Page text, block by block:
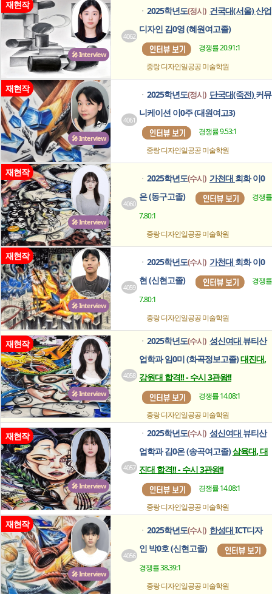
🎤 Interview
재현작
4062
ㆍ 2025학년도(정시) 건국대(서울)산업
디자인 김0영 (혜원여고졸)
경쟁률 20.91:1
중랑 디자인일공공미술학원
🎤 Interview
재현작
4061
ㆍ 2025학년도(정시) 단국대(죽전)커뮤
니케이션 이0주 (대원여고3)
경쟁률 9.53:1
중랑 디자인일공공미술학원
🎤 Interview
재현작
4060
ㆍ 2025학년도(수시) 가천대 회화 이0
은 (동구고졸)
경쟁률
7.80:1
중랑 디자인일공공미술학원
🎤 Interview
재현작
4059
ㆍ 2025학년도(수시) 가천대 회화 이0
현 (신현고졸)
경쟁률
7.80:1
중랑 디자인일공공미술학원
🎤 Interview
재현작
4058
ㆍ 2025학년도(수시) 성신여대 뷰티산
업학과 임0미 (화곡정보고졸)대진대,
강원대 합격!! - 수시 3관왕!!
경쟁률 14.08:1
중랑 디자인일공공미술학원
🎤 Interview
재현작
4057
ㆍ 2025학년도(수시) 성신여대 뷰티산
업학과 김0온 (송곡여고졸)삼육대, 대
진대 합격!! - 수시 3관왕!!
경쟁률 14.08:1
중랑 디자인일공공미술학원
🎤 Interview
재현작
4056
ㆍ 2025학년도(수시) 한성대ICT디자
인 박0호 (신현고졸)
경쟁률 38.39:1
중랑 디자인일공공미술학원